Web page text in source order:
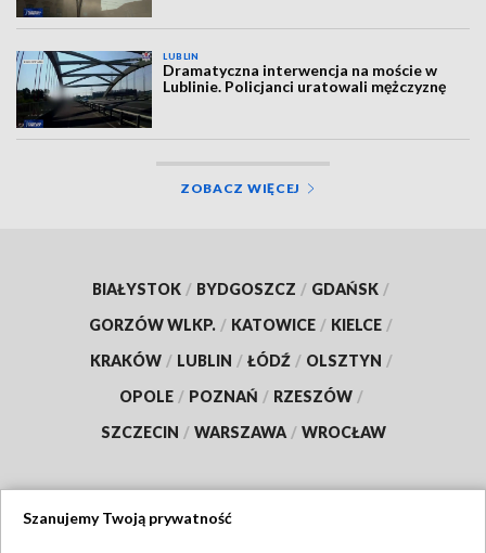
LUBLIN
Dramatyczna interwencja na moście w
Lublinie. Policjanci uratowali mężczyznę
ZOBACZ WIĘCEJ
BIAŁYSTOK / BYDGOSZCZ / GDAŃSK /
GORZÓW WLKP. / KATOWICE / KIELCE /
KRAKÓW / LUBLIN / ŁÓDŹ / OLSZTYN /
OPOLE / POZNAŃ / RZESZÓW /
SZCZECIN / WARSZAWA / WROCŁAW
Szanujemy Twoją prywatność